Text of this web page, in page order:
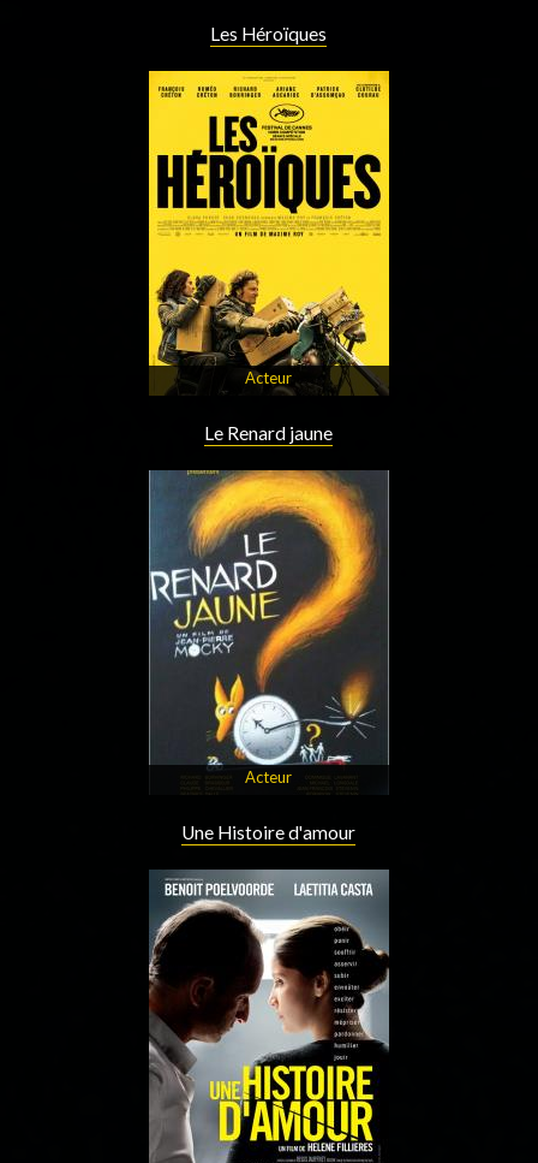
Les Héroïques
Acteur
Le Renard jaune
Acteur
Une Histoire d'amour